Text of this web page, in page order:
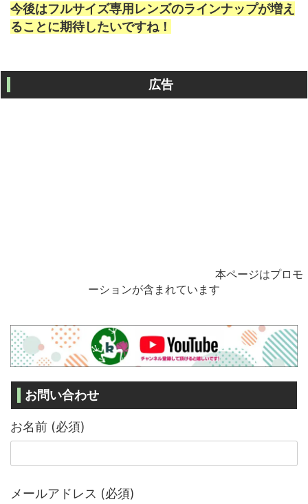
今後はフルサイズ専用レンズのラインナップが増え
ることに期待したいですね！
広告
本ページはプロモ
ーションが含まれています
お問い合わせ
お名前 (必須)
メールアドレス (必須)